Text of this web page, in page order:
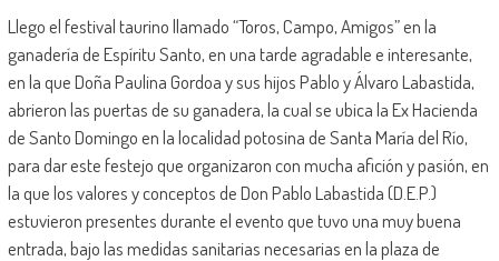
Llego el festival taurino llamado “Toros, Campo, Amigos” en la
ganadería de Espíritu Santo, en una tarde agradable e interesante,
en la que Doña Paulina Gordoa y sus hijos Pablo y Álvaro Labastida,
abrieron las puertas de su ganadera, la cual se ubica la Ex Hacienda
de Santo Domingo en la localidad potosina de Santa María del Río,
para dar este festejo que organizaron con mucha afición y pasión, en
la que los valores y conceptos de Don Pablo Labastida (D.E.P.)
estuvieron presentes durante el evento que tuvo una muy buena
entrada, bajo las medidas sanitarias necesarias en la plaza de